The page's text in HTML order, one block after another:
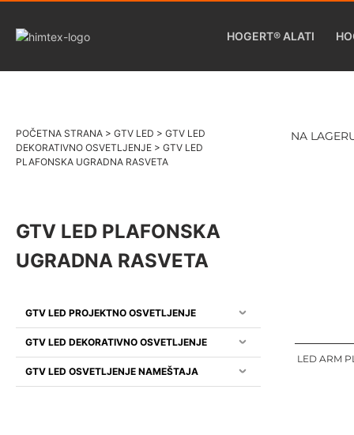
HOGERT® ALATI
POČETNA STRANA > GTV LED > GTV LED
DEKORATIVNO OSVETLJENJE > GTV LED
PLAFONSKA UGRADNA RASVETA
NA
GTV LED PLAFONSKA
UGRADNA RASVETA
GTV LED PROJEKTNO OSVETLJENJE
GTV LED DEKORATIVNO OSVETLJENJE
GTV LED OSVETLJENJE NAMEŠTAJA
LED ARM